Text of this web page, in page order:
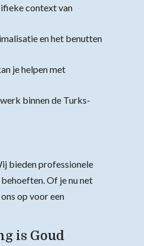
context van
en het benutten
je helpen met
binnen de Turks-
bieden professionele
Of je nu net
op voor een
is Goud